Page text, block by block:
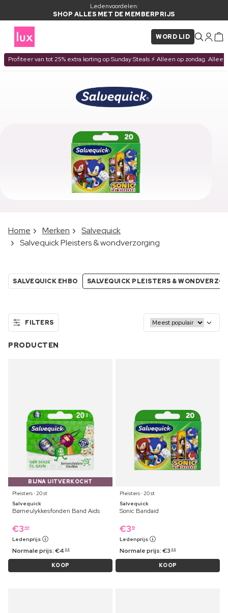
Ledenvoordelen:
SHOP ALLES MET DE MEMBERPRIJS
WORD LID
Profiteer van tot 25% extra korting op Sunday Steals ⚡ Alleen op zondag.
Home Merken
Salvequick
Salvequick Pleisters & wondverzorging
SALVEQUICK EHBO SALVEQUICK PLEISTERS &
FILTERS
PRODUCTEN
BIJNA UITVERKOCHT
Pleisters ⋅ 20 st
Salvequick
Børneulykkesfonden Band Aids
€3 49
Ledenprijs
Normale prijs:€4 99
KOOP
Pleisters ⋅ 20 st
Salvequick
Sonic Bandaid
€3 19
Ledenprijs
Normale prijs:€3 99
KOOP